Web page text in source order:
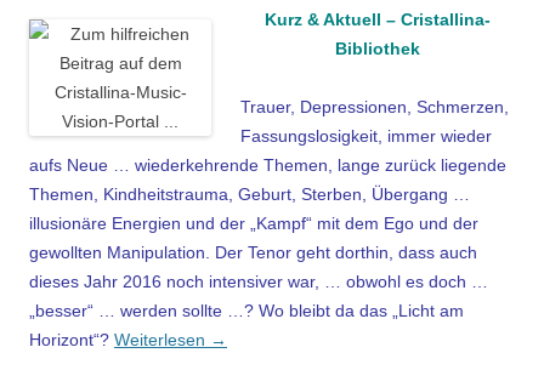
Kurz & Aktuell – Cristallina-
Bibliothek
Trauer, Depressionen, Schmerzen,
Fassungslosigkeit, immer wieder
aufs Neue … wiederkehrende Themen, lange zurück liegende
Themen, Kindheitstrauma, Geburt, Sterben, Übergang …
illusionäre Energien und der „Kampf“ mit dem Ego und der
gewollten Manipulation. Der Tenor geht dorthin, dass auch
dieses Jahr 2016 noch intensiver war, … obwohl es doch …
„besser“ … werden sollte …? Wo bleibt da das „Licht am
Horizont“? Weiterlesen →